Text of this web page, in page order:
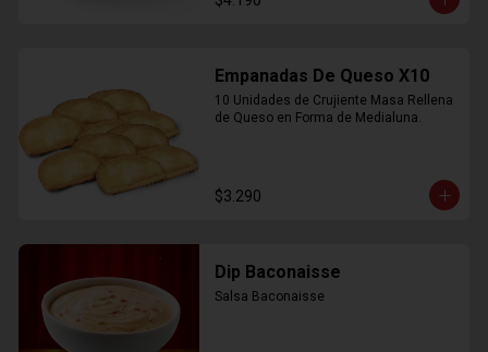
Empanadas De Queso X10
10 Unidades de Crujiente Masa Rellena
de Queso en Forma de Medialuna.
$3.290
Dip Baconaisse
Salsa Baconaisse